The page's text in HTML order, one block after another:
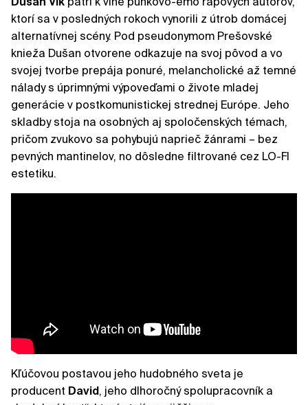
ktorí sa v posledných rokoch vynorili z útrob domácej
alternatívnej scény. Pod pseudonymom Prešovské
knieža Dušan otvorene odkazuje na svoj pôvod a vo
svojej tvorbe prepája ponuré, melancholické až temné
nálady s úprimnými výpoveďami o živote mladej
generácie v postkomunistickej strednej Európe. Jeho
skladby stoja na osobných aj spoločenských témach,
pričom zvukovo sa pohybujú naprieč žánrami – bez
pevných mantinelov, no dôsledne filtrované cez LO-FI
estetiku.
Kľúčovou postavou jeho hudobného sveta je
producent David, jeho dlhoročný spolupracovník a